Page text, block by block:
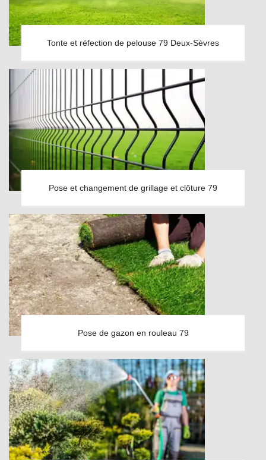
Tonte et réfection de pelouse 79 Deux-Sèvres
Pose et changement de grillage et clôture 79
Pose de gazon en rouleau 79